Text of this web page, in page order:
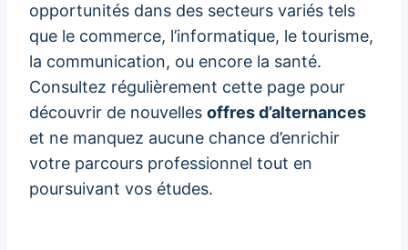
opportunités dans des secteurs variés tels
que le commerce, l’informatique, le tourisme,
la communication, ou encore la santé.
Consultez régulièrement cette page pour
découvrir de nouvelles offres d’alternances
et ne manquez aucune chance d’enrichir
votre parcours professionnel tout en
poursuivant vos études.